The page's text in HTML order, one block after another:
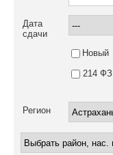
Дата
сдачи
Новый
214 ФЗ
Регион